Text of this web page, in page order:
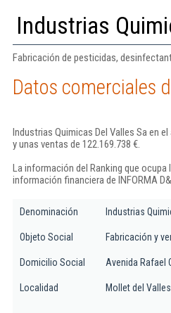
Industrias
Fabricación de pesticidas,
Datos comerciales
Industrias Quimicas Del Valles Sa en
y unas ventas de 122.169.738 €.
La información del Ranking que
información financiera de INFORMA
Denominación Industrias
Objeto Social Fabricación y
Domicilio Social Avenida Rafael
Localidad Mollet del Valles